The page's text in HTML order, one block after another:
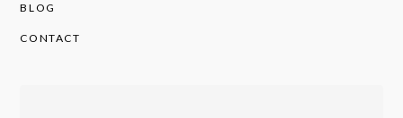
BLOG
CONTACT